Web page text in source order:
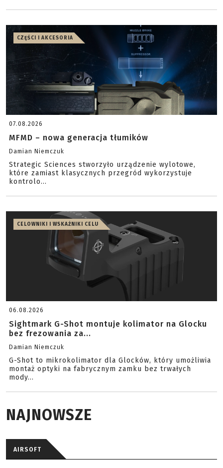
CZĘŚCI I AKCESORIA
07.08.2026
MFMD – nowa generacja tłumików
Damian Niemczuk
Strategic Sciences stworzyło urządzenie wylotowe,
które zamiast klasycznych przegród wykorzystuje
kontrolo...
CELOWNIKI I WSKAŹNIKI CELU
06.08.2026
Sightmark G-Shot montuje kolimator na Glocku
bez frezowania za...
Damian Niemczuk
G-Shot to mikrokolimator dla Glocków, który umożliwia
montaż optyki na fabrycznym zamku bez trwałych
mody...
NAJNOWSZE
AIRSOFT